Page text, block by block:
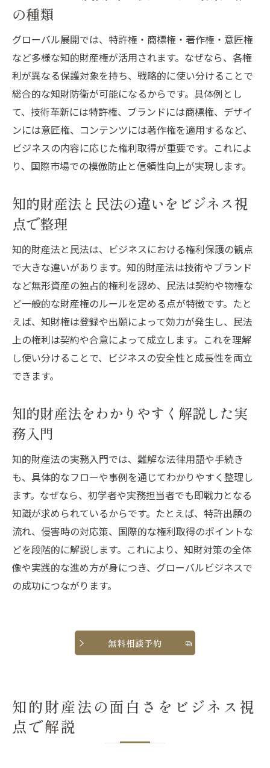
の種類
グローバル展開では、特許権・商標権・著作権・意匠権
など多様な知的財産権が活用されます。なぜなら、各権
利が異なる保護対象を持ち、戦略的に使い分けることで
総合的な知財防衛が可能になるからです。具体例とし
て、技術革新には特許権、ブランドには商標権、デザイ
ンには意匠権、コンテンツには著作権を適用するなど、
ビジネスの内容に応じた権利取得が重要です。これによ
り、国際市場での模倣防止と信頼性向上が実現します。
知的財産法と民法の違いをビジネス視
点で整理
知的財産法と民法は、ビジネスにおける権利保護の観点
で大きな違いがあります。知的財産法は技術やブランド
など無形資産の独占的権利を認め、民法は契約や物権な
ど一般的な財産権のルールを定める点が特徴です。たと
えば、知財権は登録や出願によって効力が発生し、民法
上の権利は契約や合意によって成立します。これを理解
し使い分けることで、ビジネスの安全性と成長性を両立
できます。
知的財産法をわかりやすく解説した実
務入門
知的財産法の実務入門では、難解な法律用語や手続き
も、具体的なフローや事例を通じてわかりやすく整理し
ます。なぜなら、初学者や実務担当者でも即戦力となる
知識が求められているからです。たとえば、特許出願の
流れ、侵害時の対応策、国際的な権利取得のポイントな
どを段階的に解説します。これにより、知財対策の全体
像や実践的な進め方が身につき、グローバルビジネスで
の成功につながります。
無料相談予約
知的財産法の面白さをビジネス視
点で解説